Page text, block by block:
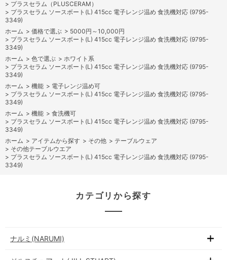
> プラスセラム（PLUSCERAM）
> プラスセラム ソースボート(L) 415cc 電子レンジ温め 食洗機対応 (9795-
3349)
ホーム > 価格で選ぶ > 5000円～10,000円
> プラスセラム ソースボート(L) 415cc 電子レンジ温め 食洗機対応 (9795-
3349)
ホーム > 色で選ぶ > ホワイト系
> プラスセラム ソースボート(L) 415cc 電子レンジ温め 食洗機対応 (9795-
3349)
ホーム > 機能 > 電子レンジ温め可
> プラスセラム ソースボート(L) 415cc 電子レンジ温め 食洗機対応 (9795-
3349)
ホーム > 機能 > 食洗機可
> プラスセラム ソースボート(L) 415cc 電子レンジ温め 食洗機対応 (9795-
3349)
ホーム > アイテムから探す > その他 > テーブルウェア
> その他テーブルウエア
> プラスセラム ソースボート(L) 415cc 電子レンジ温め 食洗機対応 (9795-
3349)
カテゴリから探す
ナルミ(NARUMI)